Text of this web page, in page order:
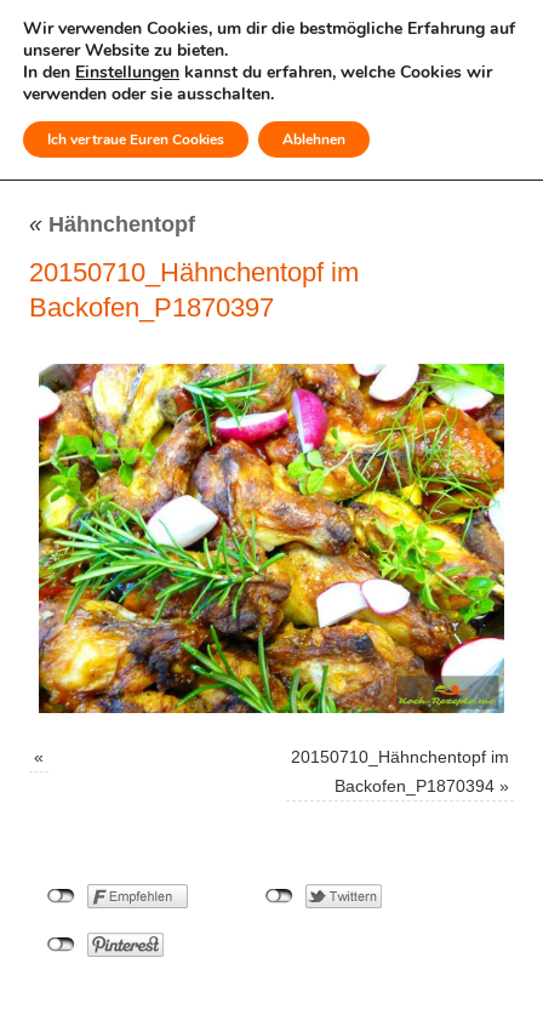
MENÜ
« Hähnchentopf
20150710_Hähnchentopf im
Backofen_P1870397
«
20150710_Hähnchentopf im
Backofen_P1870394 »
Wir verwenden Cookies, um dir die bestmögliche Erfahrung auf
unserer Website zu bieten.
In den Einstellungen kannst du erfahren, welche Cookies wir
verwenden oder sie ausschalten.
Ich vertraue Euren Cookies Ablehnen